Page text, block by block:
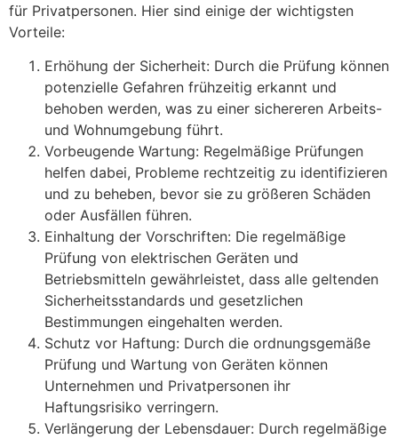
für Privatpersonen. Hier sind einige der wichtigsten
Vorteile:
Erhöhung der Sicherheit: Durch die Prüfung können
potenzielle Gefahren frühzeitig erkannt und
behoben werden, was zu einer sichereren Arbeits-
und Wohnumgebung führt.
Vorbeugende Wartung: Regelmäßige Prüfungen
helfen dabei, Probleme rechtzeitig zu identifizieren
und zu beheben, bevor sie zu größeren Schäden
oder Ausfällen führen.
Einhaltung der Vorschriften: Die regelmäßige
Prüfung von elektrischen Geräten und
Betriebsmitteln gewährleistet, dass alle geltenden
Sicherheitsstandards und gesetzlichen
Bestimmungen eingehalten werden.
Schutz vor Haftung: Durch die ordnungsgemäße
Prüfung und Wartung von Geräten können
Unternehmen und Privatpersonen ihr
Haftungsrisiko verringern.
Verlängerung der Lebensdauer: Durch regelmäßige